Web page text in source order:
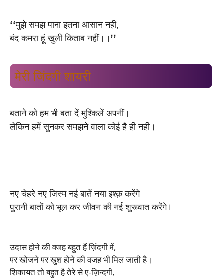
❛❛मुझे समझ पाना इतना आसान नही,
बंद कमरा हूं खुली किताब नहीं।।❜❜
मेरी जिंदगी शायरी
बताने को हम भी बता दें मुश्किलें अपनीं।
लेकिन हमें सुनकर समझने वाला कोई है ही नही।
नए चेहरे नए जिस्म नई बातें नया इश्क़ करेंगे
पुरानी बातों को भूल कर जीवन की नई शुरूवात करेंगे।
उदास होने की वजह बहुत हैं ज़िंदगी में,
पर खोजने पर खुश होने की वजह भी मिल जाती है।
शिकायत तो बहुत है तेरे से ए-ज़िन्दगी,